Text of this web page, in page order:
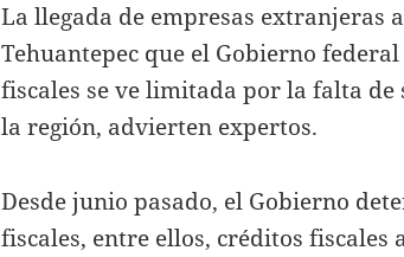
La llegada de empresas extranjeras
Tehuantepec que el Gobierno
fiscales se ve limitada por la falta
la región, advierten expertos.
Desde junio pasado, el Gobierno
fiscales, entre ellos, créditos fiscales